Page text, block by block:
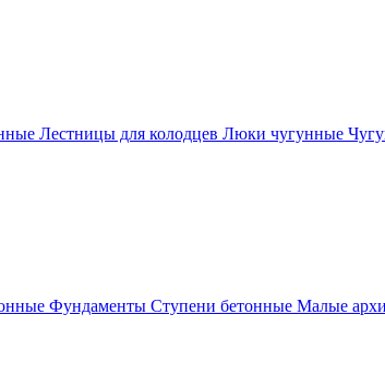
Лестницы для колодцев Люки чугунные
Фундаменты Ступени бетонные Малые